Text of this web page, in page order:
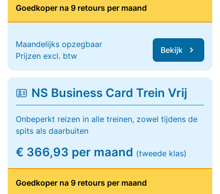
Goedkoper na 9 retours per maand
Maandelijks opzegbaar
Prijzen excl. btw
Bekijk
NS Business Card Trein Vrij
Onbeperkt reizen in alle treinen, zowel tijdens de
spits als daarbuiten
€ 366,93 per maand (tweede klas)
Goedkoper na 9 retours per maand